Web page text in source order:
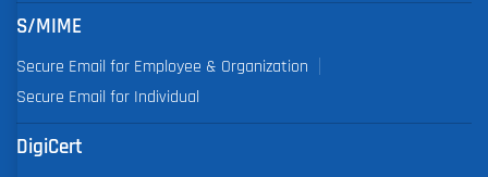
S/MIME
Secure Email for Employee & Organization
Secure Email for Individual
DigiCert